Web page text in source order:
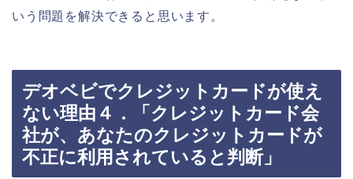
いう問題を解決できると思います。
デオベビでクレジットカードが使え
ない理由４．「クレジットカード会
社が、あなたのクレジットカードが
不正に利用されていると判断」